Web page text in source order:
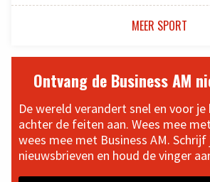
MEER SPORT
Ontvang de Business AM
De wereld verandert snel en voor
achter de feiten aan. Wees mee
wees mee met Business AM. Schrijf
nieuwsbrieven en houd de vinger